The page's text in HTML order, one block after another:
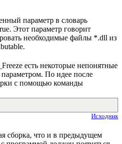
параметр в словарь
Этот параметр говорит
необходимые файлы *.dll из
есть некоторые непонятные
По идее после
с помощью команды
Исходник
сборка, что и в предыдущем